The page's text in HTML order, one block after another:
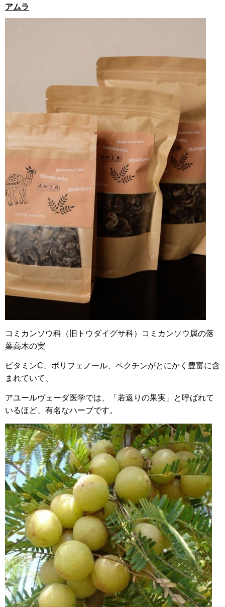
アムラ
コミカンソウ科（旧トウダイグサ科）コミカンソウ属の落
葉高木の実
ビタミンC、ポリフェノール、ペクチンがとにかく豊富に含
まれていて、
アユールヴェーダ医学では、「若返りの果実」と呼ばれて
いるほど、有名なハーブです。